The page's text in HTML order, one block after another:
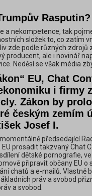
Rasputin?
a nekompetence, tak
složek to, co zatím
zde podle různých zdrojů
producent, ale i novinář
Neděsí se však média
EU, Chat
i firmy
Zákon by
českým zemím
Josef I.
předsedající
prosadit takzvaný Chat
dětské pornografie,
připravit občany EU o
chatů a e-mailů. Vlastně
práv a svobod
a svobod.